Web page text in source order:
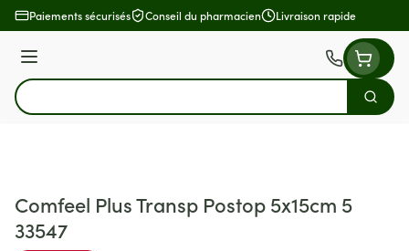
Aller au contenu
Paiements sécurisés Conseil du pharmacien Livraison rapide
Menu
Rechercher
Comfeel Plus Transp Postop 5x15cm 5
33547